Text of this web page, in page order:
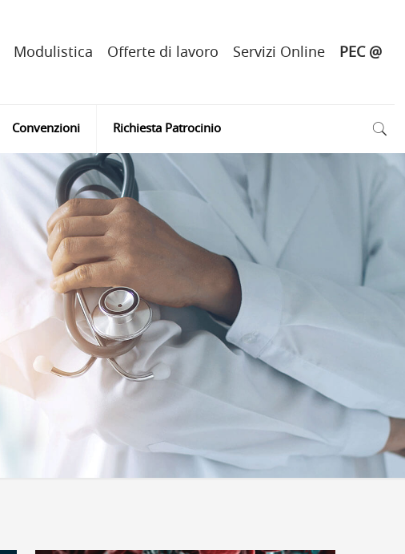
Convenzioni Richiesta Patrocinio
Modulistica Offerte di lavoro Servizi Online PEC @